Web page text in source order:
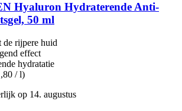
Hyaluron Hydraterende Anti-​
50 ml
de rijpere huid
effect
hydratatie
/ l)
op 14. augustus